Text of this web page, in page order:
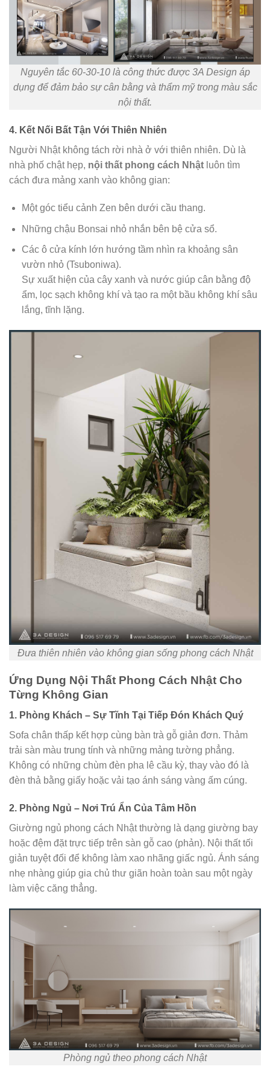
Nguyên tắc 60-30-10 là công thức được 3A Design áp
dụng để đảm bảo sự cân bằng và thẩm mỹ trong màu sắc
nội thất.
4. Kết Nối Bất Tận Với Thiên Nhiên
Người Nhật không tách rời nhà ở với thiên nhiên. Dù là
nhà phố chật hẹp, nội thất phong cách Nhật luôn tìm
cách đưa mảng xanh vào không gian:
Một góc tiểu cảnh Zen bên dưới cầu thang.
Những chậu Bonsai nhỏ nhắn bên bệ cửa sổ.
Các ô cửa kính lớn hướng tầm nhìn ra khoảng sân
vườn nhỏ (Tsuboniwa).
Sự xuất hiện của cây xanh và nước giúp cân bằng độ
ẩm, lọc sạch không khí và tạo ra một bầu không khí sâu
lắng, tĩnh lặng.
Đưa thiên nhiên vào không gian sống phong cách Nhật
Ứng Dụng Nội Thất Phong Cách Nhật Cho
Từng Không Gian
1. Phòng Khách – Sự Tĩnh Tại Tiếp Đón Khách Quý
Sofa chân thấp kết hợp cùng bàn trà gỗ giản đơn. Thảm
trải sàn màu trung tính và những mảng tường phẳng.
Không có những chùm đèn pha lê cầu kỳ, thay vào đó là
đèn thả bằng giấy hoặc vải tạo ánh sáng vàng ấm cúng.
2. Phòng Ngủ – Nơi Trú Ẩn Của Tâm Hồn
Giường ngủ phong cách Nhật thường là dạng giường bay
hoặc đệm đặt trực tiếp trên sàn gỗ cao (phản). Nội thất tối
giản tuyệt đối để không làm xao nhãng giấc ngủ. Ánh sáng
nhẹ nhàng giúp gia chủ thư giãn hoàn toàn sau một ngày
làm việc căng thẳng.
Phòng ngủ theo phong cách Nhật